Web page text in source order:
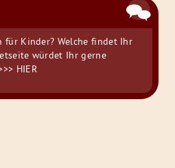
für Kinder? Welche findet Ihr
würdet Ihr gerne
HIER